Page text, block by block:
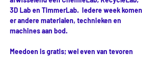
3D Lab en TimmerLab.  Iedere week komen
er andere materialen, technieken en
machines aan bod.
Meedoen is gratis; wel even van tevoren